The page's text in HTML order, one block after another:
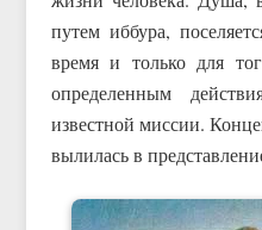
путем иббура,
время и только для
определенным
известной миссии.
вылилась в